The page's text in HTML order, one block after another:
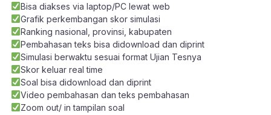
Bisa diakses via laptop/PC lewat web
Grafik perkembangan skor simulasi
Ranking nasional, provinsi, kabupaten
Pembahasan teks bisa didownload dan diprint
Simulasi berwaktu sesuai format Ujian Tesnya
Skor keluar real time
Soal bisa didownload dan diprint
Video pembahasan dan teks pembahasan
Zoom out/ in tampilan soal